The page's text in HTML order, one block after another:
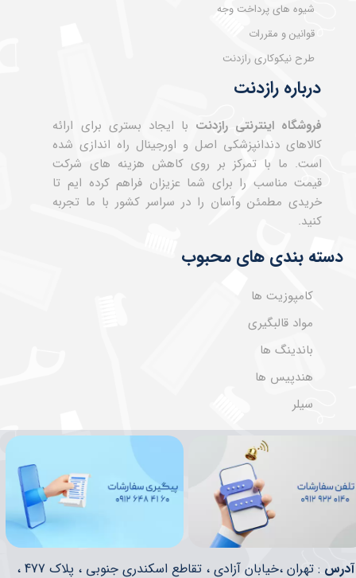
درباره رازدنت
فروشگاه اینترنتی رازدنت با ایجاد بستری برای ارائه
کالاهای دندانپزشکی اصل و اورجینال راه اندازی شده
است. ما با تمرکز بر روی کاهش هزینه های شرکت
قیمت مناسب را برای شما عزیزان فراهم کرده ایم تا
خریدی مطمئن وآسان را در سراسر کشور با ما تجربه
کنید.
شیوه های پرداخت وجه
قوانین و مقررات
طرح نیکوکاری رازدنت
دسته بندی های محبوب
کامپوزیت ها
مواد قالبگیری
باندینگ ها
هندپیس ها
سیلر
​​آدرس
: تهران ،خیابان آزادی ، تقاطع اسکندری جنوبی ، پلاک 477 ،